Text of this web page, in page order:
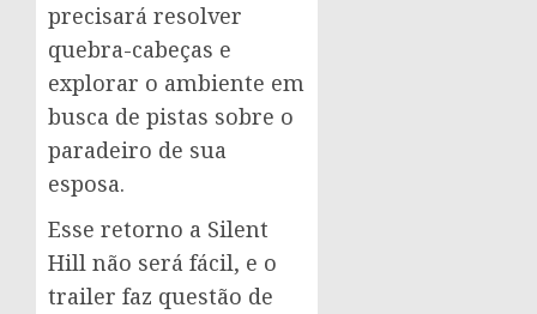
precisará resolver
quebra-cabeças e
explorar o ambiente em
busca de pistas sobre o
paradeiro de sua
esposa.
Esse retorno a Silent
Hill não será fácil, e o
trailer faz questão de